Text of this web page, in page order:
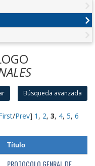
Búsqueda avanzada
/Prev] 1 , 2, 3, 4, 5, 6
Título
PROTOCOLO GENRAL DE